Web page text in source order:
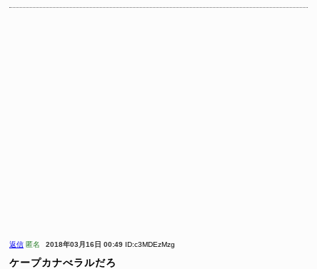
返信 匿名 2018年03月16日 00:49 ID:c3MDEzMzg
ケープカナべラルだろ